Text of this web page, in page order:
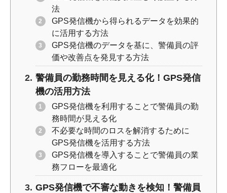
法
GPS発信機から得られるデータを効果的
に活用する方法
GPS発信機のデータを基に、警備員の評
価や改善点を発見する方法
警備員の勤務時間を見える化！GPS発信
機の活用方法
GPS発信機を利用することで警備員の勤
務時間が見える化
不必要な時間のロスを解消するために
GPS発信機を活用する方法
GPS発信機を導入することで警備員の業
務フローを最適化
GPS発信機で不審な動きを検知！警備員